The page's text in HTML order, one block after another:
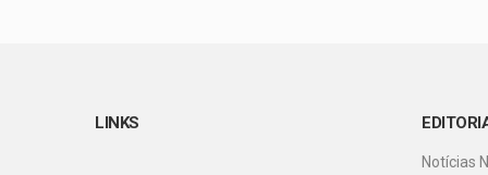
LINKS
Notícias